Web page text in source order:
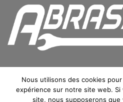
Nous utilisons des cookies
expérience sur notre site web.
site, nous supposerons